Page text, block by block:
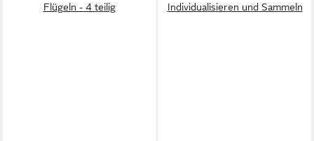
Flügeln - 4 teilig
Individualisieren und Sammeln